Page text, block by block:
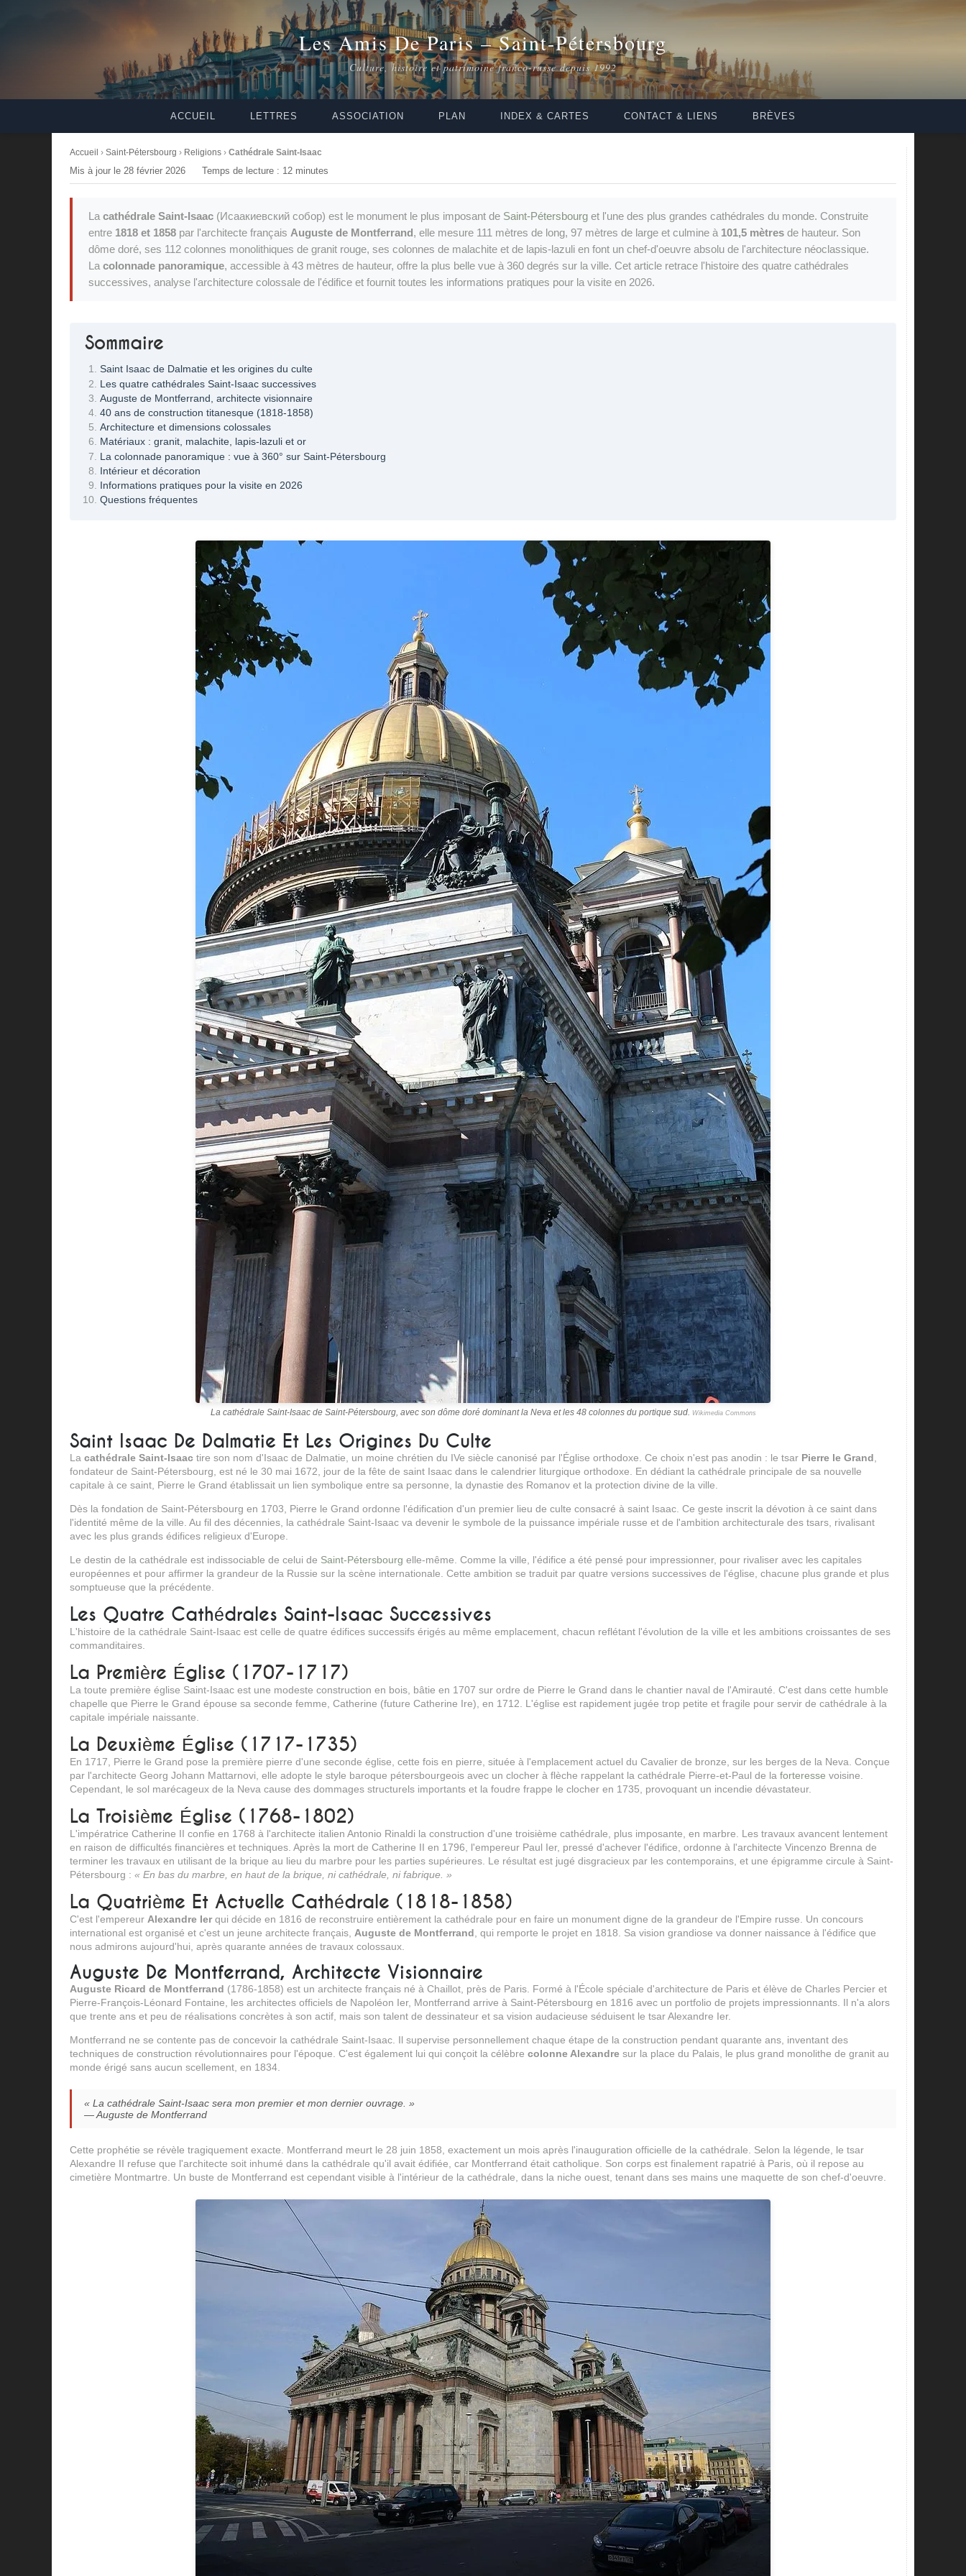
Les Amis De Paris – Saint-Pétersbourg
Culture, histoire et patrimoine franco-russe depuis 1992
ACCUEIL LETTRES ASSOCIATION PLAN INDEX & CARTES CONTACT & LIENS BRÈVES
Accueil › Saint-Pétersbourg › Religions › Cathédrale Saint-Isaac
Mis à jour le 28 février 2026
Temps de lecture : 12 minutes
Lacathédrale Saint-Isaac (Исаакиевский собор) est le monument le plus imposant de Saint-Pétersbourg et l'une des plus grandes cathédrales du monde. Construite
entre 1818 et 1858 par l'architecte français Auguste de Montferrand, elle mesure 111 mètres de long, 97 mètres de large et culmine à 101,5 mètres de hauteur. Son
dôme doré, ses 112 colonnes monolithiques de granit rouge, ses colonnes de malachite et de lapis-lazuli en font un chef-d'oeuvre absolu de l'architecture néoclassique.
Lacolonnade panoramique, accessible à 43 mètres de hauteur, offre la plus belle vue à 360 degrés sur la ville. Cet article retrace l'histoire des quatre cathédrales
successives, analyse l'architecture colossale de l'édifice et fournit toutes les informations pratiques pour la visite en 2026.
Sommaire
Saint Isaac de Dalmatie et les origines du culte
Les quatre cathédrales Saint-Isaac successives
Auguste de Montferrand, architecte visionnaire
40 ans de construction titanesque (1818-1858)
Architecture et dimensions colossales
Matériaux : granit, malachite, lapis-lazuli et or
La colonnade panoramique : vue à 360° sur Saint-Pétersbourg
Intérieur et décoration
Informations pratiques pour la visite en 2026
Questions fréquentes
La cathédrale Saint-Isaac de Saint-Pétersbourg, avec son dôme doré dominant la Neva et les 48 colonnes du portique sud. Wikimedia Commons
Saint Isaac De Dalmatie Et Les Origines Du Culte
La cathédrale Saint-Isaac tire son nom d'Isaac de Dalmatie, un moine chrétien du IVe siècle canonisé par l'Église orthodoxe. Ce choix n'est pas anodin : le tsar Pierre le Grand
fondateur de Saint-Pétersbourg, est né le 30 mai 1672, jour de la fête de saint Isaac dans le calendrier liturgique orthodoxe. En dédiant la cathédrale principale de sa nouvelle
capitale à ce saint, Pierre le Grand établissait un lien symbolique entre sa personne, la dynastie des Romanov et la protection divine de la ville.
Dès la fondation de Saint-Pétersbourg en 1703, Pierre le Grand ordonne l'édification d'un premier lieu de culte consacré à saint Isaac. Ce geste inscrit la dévotion à ce saint dans
l'identité même de la ville. Au fil des décennies, la cathédrale Saint-Isaac va devenir le symbole de la puissance impériale russe et de l'ambition architecturale des tsars, rivalisant
avec les plus grands édifices religieux d'Europe.
Le destin de la cathédrale est indissociable de celui de Saint-Pétersbourg elle-même. Comme la ville, l'édifice a été pensé pour impressionner, pour rivaliser avec les capitales
européennes et pour affirmer la grandeur de la Russie sur la scène internationale. Cette ambition se traduit par quatre versions successives de l'église, chacune plus grande et plus
somptueuse que la précédente.
Les Quatre Cathédrales Saint-Isaac Successives
L'histoire de la cathédrale Saint-Isaac est celle de quatre édifices successifs érigés au même emplacement, chacun reflétant l'évolution de la ville et les ambitions croissantes de ses
commanditaires.
La Première Église (1707-1717)
La toute première église Saint-Isaac est une modeste construction en bois, bâtie en 1707 sur ordre de Pierre le Grand dans le chantier naval de l'Amirauté. C'est dans cette humble
chapelle que Pierre le Grand épouse sa seconde femme, Catherine (future Catherine Ire), en 1712. L'église est rapidement jugée trop petite et fragile pour servir de cathédrale à la
capitale impériale naissante.
La Deuxième Église (1717-1735)
En 1717, Pierre le Grand pose la première pierre d'une seconde église, cette fois en pierre, située à l'emplacement actuel du Cavalier de bronze, sur les berges de la Neva. Conçue
par l'architecte Georg Johann Mattarnovi, elle adopte le style baroque pétersbourgeois avec un clocher à flèche rappelant la cathédrale Pierre-et-Paul de la forteresse voisine.
Cependant, le sol marécageux de la Neva cause des dommages structurels importants et la foudre frappe le clocher en 1735, provoquant un incendie dévastateur.
La Troisième Église (1768-1802)
L'impératrice Catherine II confie en 1768 à l'architecte italien Antonio Rinaldi la construction d'une troisième cathédrale, plus imposante, en marbre. Les travaux avancent lentement
en raison de difficultés financières et techniques. Après la mort de Catherine II en 1796, l'empereur Paul Ier, pressé d'achever l'édifice, ordonne à l'architecte Vincenzo Brenna de
terminer les travaux en utilisant de la brique au lieu du marbre pour les parties supérieures. Le résultat est jugé disgracieux par les contemporains, et une épigramme circule à Saint-
Pétersbourg : « En bas du marbre, en haut de la brique, ni cathédrale, ni fabrique. »
La Quatrième Et Actuelle Cathédrale (1818-1858)
C'est l'empereur Alexandre Ier qui décide en 1816 de reconstruire entièrement la cathédrale pour en faire un monument digne de la grandeur de l'Empire russe. Un concours
international est organisé et c'est un jeune architecte français, Auguste de Montferrand , qui remporte le projet en 1818. Sa vision grandiose va donner naissance à l'édifice que
nous admirons aujourd'hui, après quarante années de travaux colossaux.
Auguste De Montferrand, Architecte Visionnaire
Auguste Ricard de Montferrand (1786-1858) est un architecte français né à Chaillot, près de Paris. Formé à l'École spéciale d'architecture de Paris et élève de Charles Percier et
Pierre-François-Léonard Fontaine, les architectes officiels de Napoléon Ier, Montferrand arrive à Saint-Pétersbourg en 1816 avec un portfolio de projets impressionnants. Il n'a alors
que trente ans et peu de réalisations concrètes à son actif, mais son talent de dessinateur et sa vision audacieuse séduisent le tsar Alexandre Ier.
Montferrand ne se contente pas de concevoir la cathédrale Saint-Isaac. Il supervise personnellement chaque étape de la construction pendant quarante ans, inventant des
techniques de construction révolutionnaires pour l'époque. C'est également lui qui conçoit la célèbre colonne Alexandre sur la place du Palais, le plus grand monolithe de granit au
monde érigé sans aucun scellement, en 1834.
« La cathédrale Saint-Isaac sera mon premier et mon dernier ouvrage. »
— Auguste de Montferrand
Cette prophétie se révèle tragiquement exacte. Montferrand meurt le 28 juin 1858, exactement un mois après l'inauguration officielle de la cathédrale. Selon la légende, le tsar
Alexandre II refuse que l'architecte soit inhumé dans la cathédrale qu'il avait édifiée, car Montferrand était catholique. Son corps est finalement rapatrié à Paris, où il repose au
cimetière Montmartre. Un buste de Montferrand est cependant visible à l'intérieur de la cathédrale, dans la niche ouest, tenant dans ses mains une maquette de son chef-d'oeuvre.